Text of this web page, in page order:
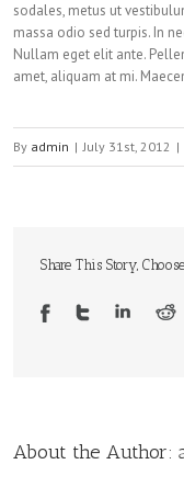
sodales, metus ut
massa odio sed turpis. In
Nullam eget elit ante.
amet, aliquam at mi.
By admin | July 31st, 2012 |
Share This Story,
About the Author: